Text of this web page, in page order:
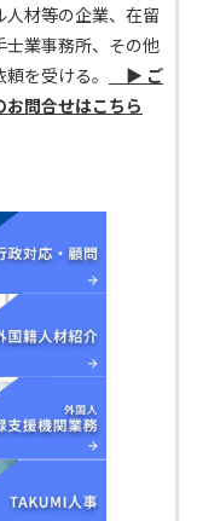
材等の企業、在留
士業事務所、その他
を受ける。
▶ ご
問合せはこちら